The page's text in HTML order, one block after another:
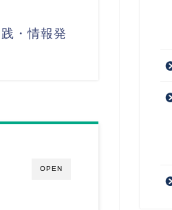
・情報発
OPEN